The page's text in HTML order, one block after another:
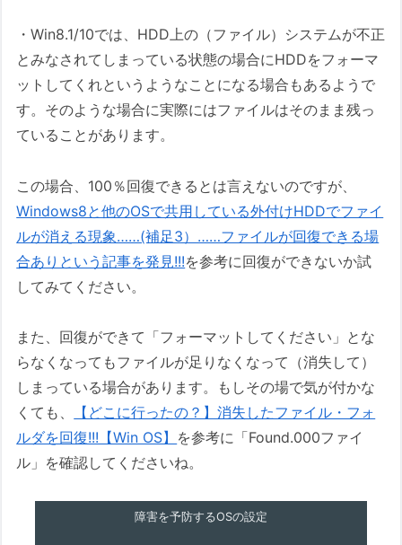
・Win8.1/10では、HDD上の（ファイル）システムが不正
とみなされてしまっている状態の場合にHDDをフォーマ
ットしてくれというようなことになる場合もあるようで
す。そのような場合に実際にはファイルはそのまま残っ
ていることがあります。
この場合、100％回復できるとは言えないのですが、
Windows8と他のOSで共用している外付けHDDでファイ
ルが消える現象……(補足3）……ファイルが回復できる場
合ありという記事を発見!!!を参考に回復ができないか試
してみてください。
また、回復ができて「フォーマットしてください」とな
らなくなってもファイルが足りなくなって（消失して）
しまっている場合があります。もしその場で気が付かな
くても、
【どこに行ったの？】消失したファイル・フォ
ルダを回復!!!【Win OS】 を参考に「Found.000ファイ
ル」を確認してくださいね。
障害を予防するOSの設定